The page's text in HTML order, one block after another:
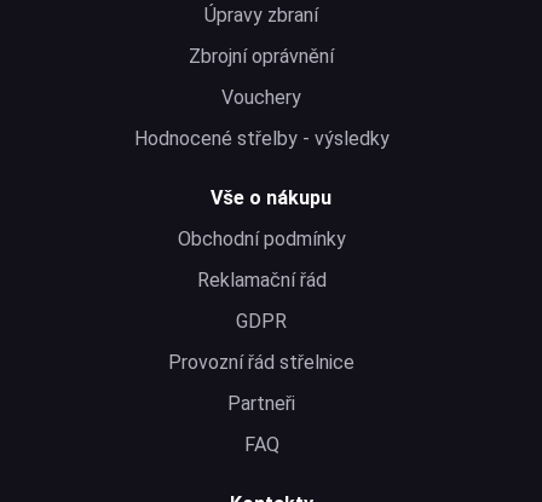
Úpravy zbraní
Zbrojní oprávnění
Vouchery
Hodnocené střelby - výsledky
Vše o nákupu
Obchodní podmínky
Reklamační řád
GDPR
Provozní řád střelnice
Partneři
FAQ